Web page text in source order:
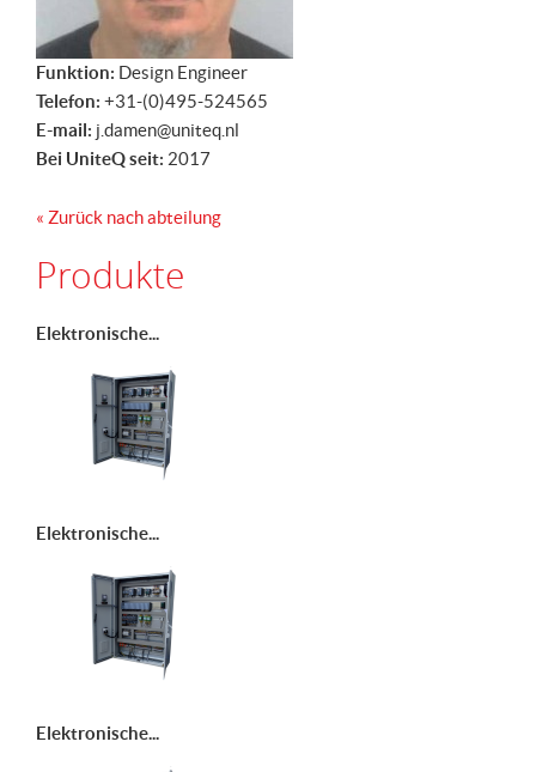
Funktion: Design Engineer
Telefon: +31-(0)495-524565
E-mail: j.damen@uniteq.nl
Bei UniteQ seit: 2017
« Zurück nach abteilung
Produkte
Elektronische...
Elektronische...
Elektronische...